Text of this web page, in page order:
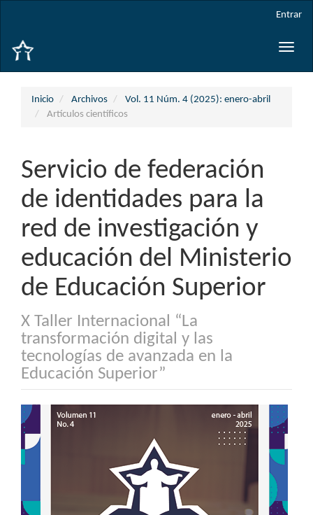
principal
Entrar
Toggle
Inicio Archivos
Vol. 11 Núm. 4 (2025): enero-abril
Artículos científicos
Servicio de federación
de identidades para la
red de investigación y
educación del Ministerio
de Educación Superior
X Taller Internacional “La
transformación digital y las
tecnologías de avanzada en la
Educación Superior”
Barra
lateral
del